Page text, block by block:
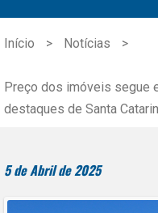
Início Notícias
Preço dos imóveis segue
destaques de Santa
5 de Abril de 2025